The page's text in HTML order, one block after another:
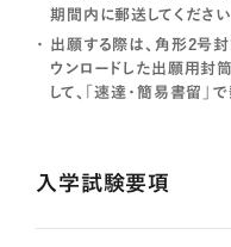
期間内に郵送してください
出願する際は、角形2号
ウンロードした出願用
して、「速達・簡易書留」
入学試験要項